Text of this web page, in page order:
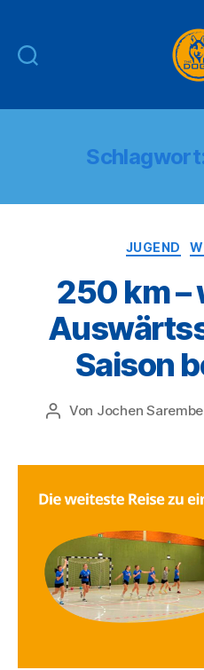
JUGEND
250 km
Saison
Beitragsautor
Von Jochen Sarembe